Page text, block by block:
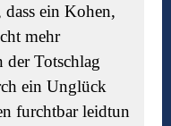
ein Kohen,
mehr
der Totschlag
ein Unglück
furchtbar leidtun